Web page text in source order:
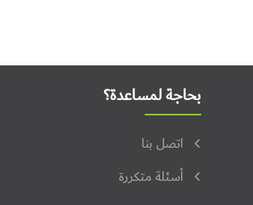
بحاجة لمساعدة؟
اتصل بنا
أسئلة متكررة